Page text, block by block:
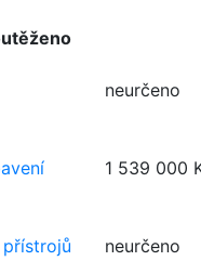
neurčeno
1 539 000
neurčeno